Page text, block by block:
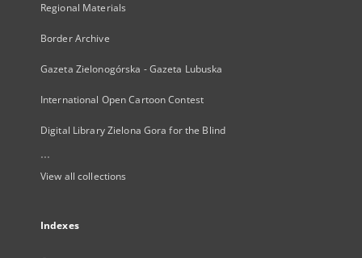
Regional Materials
Border Archive
Gazeta Zielonogórska - Gazeta Lubuska
International Open Cartoon Contest
Digital Library Zielona Gora for the Blind
...
View all collections
Indexes